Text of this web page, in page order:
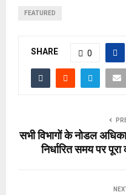
FEATURED
SHARE 0
सभी विभागों के नोडल
निर्धारित समय पर